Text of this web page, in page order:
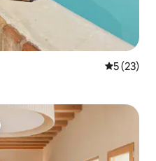
Note
5 (23)
les plus aimés